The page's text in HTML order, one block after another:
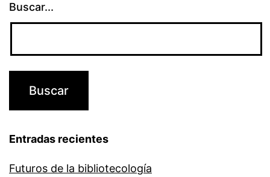
Buscar...
Entradas recientes
Futuros de la bibliotecología